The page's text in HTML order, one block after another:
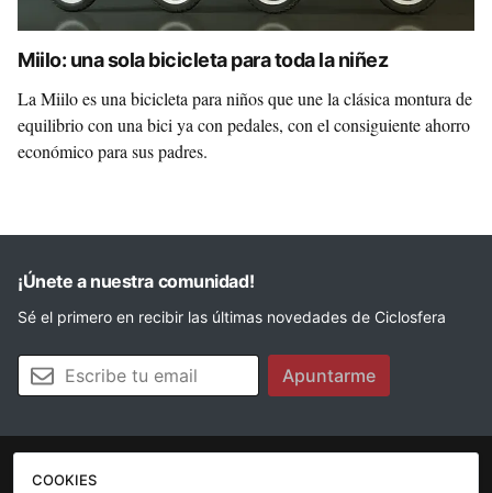
Miilo: una sola bicicleta para toda la niñez
La Miilo es una bicicleta para niños que une la clásica montura de
equilibrio con una bici ya con pedales, con el consiguiente ahorro
económico para sus padres.
¡Únete a nuestra comunidad!
Sé el primero en recibir las últimas novedades de Ciclosfera
Tu email Apuntarme
La revista
COOKIES